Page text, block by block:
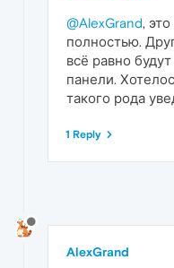
@AlexGrand,
полностью.
всё равно
панели.
такого рода
1 Reply
AlexGrand